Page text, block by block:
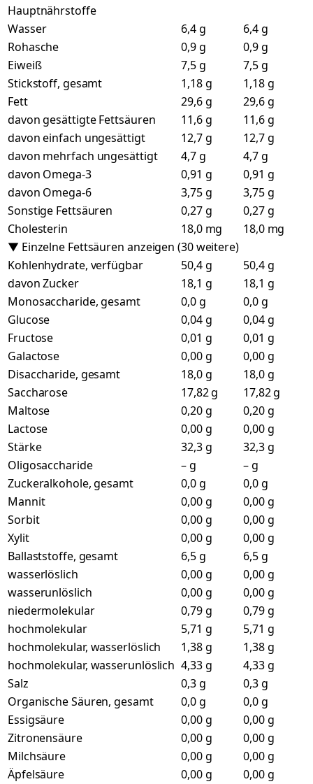
Hauptnährstoffe
Wasser
6,4 g
6,4 g
Rohasche
0,9 g
0,9 g
Eiweiß
7,5 g
7,5 g
Stickstoff, gesamt
1,18 g
1,18 g
Fett
29,6 g
29,6 g
davon gesättigte Fettsäuren
11,6 g
11,6 g
davon einfach ungesättigt
12,7 g
12,7 g
davon mehrfach ungesättigt
4,7 g
4,7 g
davon Omega-3
0,91 g
0,91 g
davon Omega-6
3,75 g
3,75 g
Sonstige Fettsäuren
0,27 g
0,27 g
Cholesterin
18,0 mg
18,0 mg
▼ Einzelne Fettsäuren anzeigen (30 weitere)
Kohlenhydrate, verfügbar
50,4 g
50,4 g
davon Zucker
18,1 g
18,1 g
Monosaccharide, gesamt
0,0 g
0,0 g
Glucose
0,04 g
0,04 g
Fructose
0,01 g
0,01 g
Galactose
0,00 g
0,00 g
Disaccharide, gesamt
18,0 g
18,0 g
Saccharose
17,82 g
17,82 g
Maltose
0,20 g
0,20 g
Lactose
0,00 g
0,00 g
Stärke
32,3 g
32,3 g
Oligosaccharide
– g
– g
Zuckeralkohole, gesamt
0,0 g
0,0 g
Mannit
0,00 g
0,00 g
Sorbit
0,00 g
0,00 g
Xylit
0,00 g
0,00 g
Ballaststoffe, gesamt
6,5 g
6,5 g
wasserlöslich
0,00 g
0,00 g
wasserunlöslich
0,00 g
0,00 g
niedermolekular
0,79 g
0,79 g
hochmolekular
5,71 g
5,71 g
hochmolekular, wasserlöslich
1,38 g
1,38 g
hochmolekular, wasserunlöslich 4,33 g
4,33 g
Salz
0,3 g
0,3 g
Organische Säuren, gesamt
0,0 g
0,0 g
Essigsäure
0,00 g
0,00 g
Zitronensäure
0,00 g
0,00 g
Milchsäure
0,00 g
0,00 g
Äpfelsäure
0,00 g
0,00 g